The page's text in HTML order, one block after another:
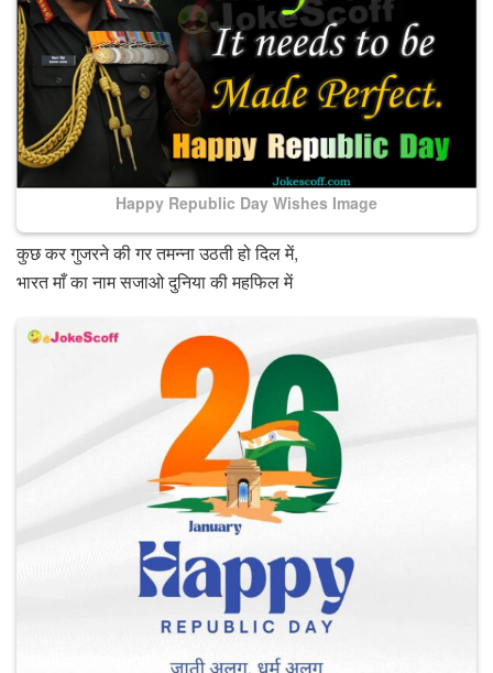
Happy Republic Day Wishes Image
कुछ कर गुजरने की गर तमन्ना उठती हो दिल में,
भारत माँ का नाम सजाओ दुनिया की महफिल में